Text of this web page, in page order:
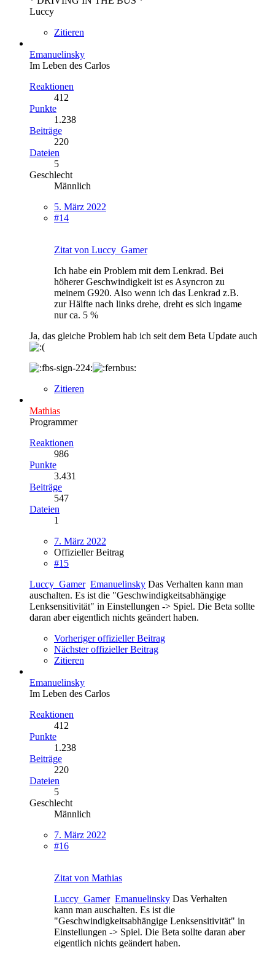
Luccy
Zitieren
Emanuelinsky
Im Leben des Carlos
Reaktionen
412
Punkte
1.238
Beiträge
220
Dateien
5
Geschlecht
Männlich
5. März 2022
#14
Zitat von Luccy_Gamer
Ich habe ein Problem mit dem Lenkrad. Bei
höherer Geschwindigkeit ist es Asyncron zu
meinem G920. Also wenn ich das Lenkrad z.B.
zur Hälfte nach links drehe, dreht es sich ingame
nur ca. 5 %
Ja, das gleiche Problem hab ich seit dem Beta Update auch
Zitieren
Mathias
Programmer
Reaktionen
986
Punkte
3.431
Beiträge
547
Dateien
1
7. März 2022
Offizieller Beitrag
#15
Luccy_Gamer Emanuelinsky Das Verhalten kann man
auschalten. Es ist die "Geschwindigkeitsabhängige
Lenksensitivität" in Einstellungen -> Spiel. Die Beta sollte
daran aber eigentlich nichts geändert haben.
Vorheriger offizieller Beitrag
Nächster offizieller Beitrag
Zitieren
Emanuelinsky
Im Leben des Carlos
Reaktionen
412
Punkte
1.238
Beiträge
220
Dateien
5
Geschlecht
Männlich
7. März 2022
#16
Zitat von Mathias
Luccy_Gamer Emanuelinsky Das Verhalten
kann man auschalten. Es ist die
"Geschwindigkeitsabhängige Lenksensitivität" in
Einstellungen -> Spiel. Die Beta sollte daran aber
eigentlich nichts geändert haben.